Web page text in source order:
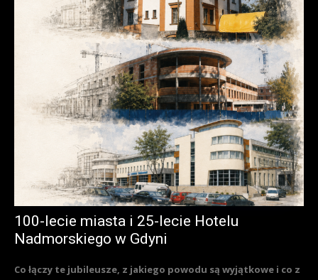
100-lecie miasta i 25-lecie Hotelu
Nadmorskiego w Gdyni
Co łączy te jubileusze, z jakiego powodu są wyjątkowe i co z